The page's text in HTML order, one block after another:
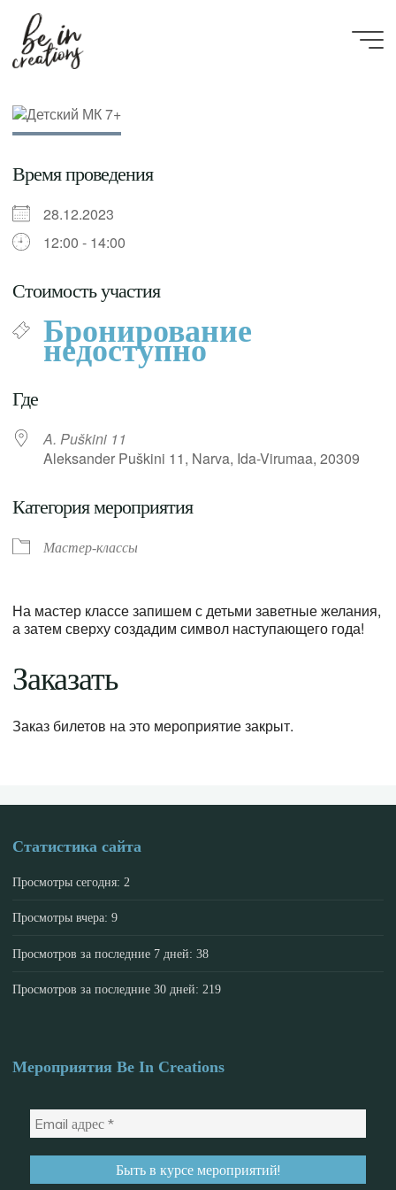
Время проведения
28.12.2023
12:00 - 14:00
Стоимость участия
Бронирование
недоступно
Где
A. Puškini 11
Aleksander Puškini 11, Narva, Ida-Virumaa, 20309
Категория мероприятия
Мастер-классы
На мастер классе запишем с детьми заветные желания,
а затем сверху создадим символ наступающего года!
Заказать
Заказ билетов на это мероприятие закрыт.
Статистика сайта
Просмотры сегодня: 2
Просмотры вчера:9
Просмотров за последние 7 дней:38
Просмотров за последние 30 дней: 219
Мероприятия Be In Creations